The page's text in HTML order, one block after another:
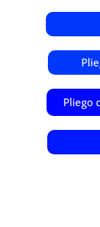
Pliego